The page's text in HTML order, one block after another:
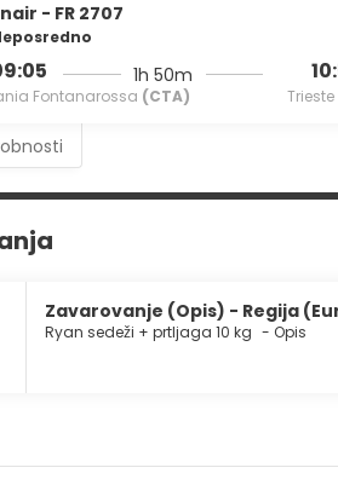
- FR 2707
Fontanarossa (CTA)
1h 50m
Trieste
Zavarovanje (Opis) - Regija
Ryan sedeži + prtljaga 10 kg - Opis